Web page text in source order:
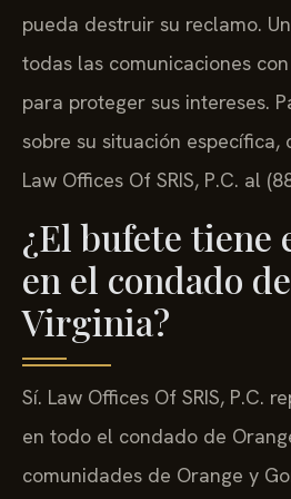
pueda destruir su reclamo.
todas las comunicaciones
para proteger sus intereses.
sobre su situación específica,
Law Offices Of SRIS, P.C. al
¿El bufete tiene
en el condado
Virginia?
Sí. Law Offices Of SRIS, P.C.
en todo el condado de
comunidades de Orange y